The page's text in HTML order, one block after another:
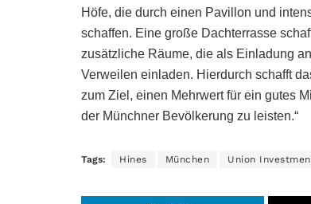
Höfe, die durch einen Pavillon und
schaffen. Eine große Dachterrasse
zusätzliche Räume, die als Einladung
Verweilen einladen. Hierdurch schafft
zum Ziel, einen Mehrwert für ein gutes
der Münchner Bevölkerung zu leisten.“
Tags: Hines München Union